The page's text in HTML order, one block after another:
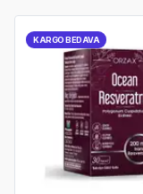
KARGO BEDAVA